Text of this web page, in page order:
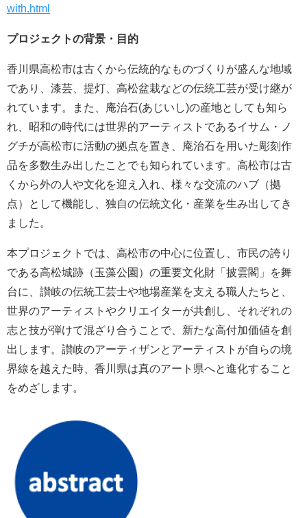
with.html
プロジェクトの背景・目的
香川県高松市は古くから伝統的なものづくりが盛んな地域
であり、漆芸、提灯、高松盆栽などの伝統工芸が受け継が
れています。また、庵治石(あじいし)の産地としても知ら
れ、昭和の時代には世界的アーティストであるイサム・ノ
グチが高松市に活動の拠点を置き、庵治石を用いた彫刻作
品を多数生み出したことでも知られています。高松市は古
くから外の人や文化を迎え入れ、様々な交流のハブ（拠
点）として機能し、独自の伝統文化・産業を生み出してき
ました。
本プロジェクトでは、高松市の中心に位置し、市民の誇り
である高松城跡（玉藻公園）の重要文化財「披雲閣」を舞
台に、讃岐の伝統工芸士や地場産業を支える職人たちと、
世界のアーティストやクリエイターが共創し、それぞれの
志と技が弾けて混ざり合うことで、新たな高付加価値を創
出します。讃岐のアーティザンとアーティストが自らの境
界線を越えた時、香川県は真のアート県へと進化すること
をめざします。